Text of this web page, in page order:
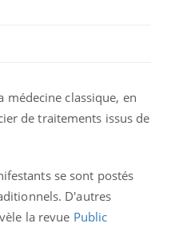
classique, en
de traitements issus de
se sont postés
D'autres
la revue Public